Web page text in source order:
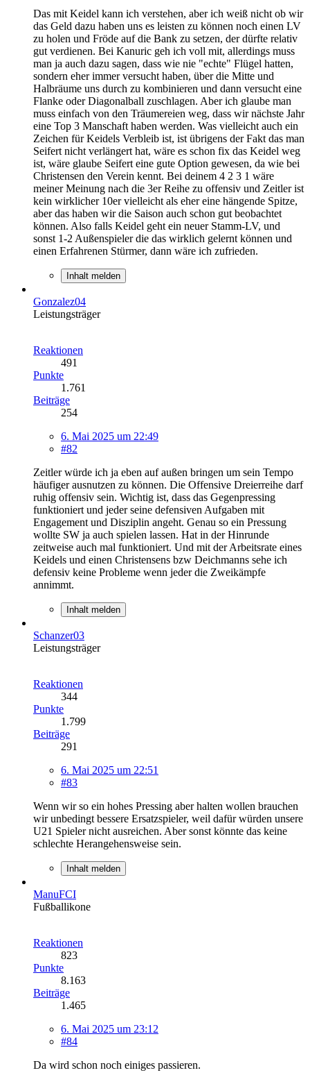
Das mit Keidel kann ich verstehen, aber ich weiß nicht ob wir
das Geld dazu haben uns es leisten zu können noch einen LV
zu holen und Fröde auf die Bank zu setzen, der dürfte relativ
gut verdienen. Bei Kanuric geh ich voll mit, allerdings muss
man ja auch dazu sagen, dass wie nie "echte" Flügel hatten,
sondern eher immer versucht haben, über die Mitte und
Halbräume uns durch zu kombinieren und dann versucht eine
Flanke oder Diagonalball zuschlagen. Aber ich glaube man
muss einfach von den Träumereien weg, dass wir nächste Jahr
eine Top 3 Manschaft haben werden. Was vielleicht auch ein
Zeichen für Keidels Verbleib ist, ist übrigens der Fakt das man
Seifert nicht verlängert hat, wäre es schon fix das Keidel weg
ist, wäre glaube Seifert eine gute Option gewesen, da wie bei
Christensen den Verein kennt. Bei deinem 4 2 3 1 wäre
meiner Meinung nach die 3er Reihe zu offensiv und Zeitler ist
kein wirklicher 10er vielleicht als eher eine hängende Spitze,
aber das haben wir die Saison auch schon gut beobachtet
können. Also falls Keidel geht ein neuer Stamm-LV, und
sonst 1-2 Außenspieler die das wirklich gelernt können und
einen Erfahrenen Stürmer, dann wäre ich zufrieden.
Inhalt melden
Gonzalez04
Leistungsträger
Reaktionen
491
Punkte
1.761
Beiträge
254
6. Mai 2025 um 22:49
#82
Zeitler würde ich ja eben auf außen bringen um sein Tempo
häufiger ausnutzen zu können. Die Offensive Dreierreihe darf
ruhig offensiv sein. Wichtig ist, dass das Gegenpressing
funktioniert und jeder seine defensiven Aufgaben mit
Engagement und Disziplin angeht. Genau so ein Pressung
wollte SW ja auch spielen lassen. Hat in der Hinrunde
zeitweise auch mal funktioniert. Und mit der Arbeitsrate eines
Keidels und einen Christensens bzw Deichmanns sehe ich
defensiv keine Probleme wenn jeder die Zweikämpfe
annimmt.
Inhalt melden
Schanzer03
Leistungsträger
Reaktionen
344
Punkte
1.799
Beiträge
291
6. Mai 2025 um 22:51
#83
Wenn wir so ein hohes Pressing aber halten wollen brauchen
wir unbedingt bessere Ersatzspieler, weil dafür würden unsere
U21 Spieler nicht ausreichen. Aber sonst könnte das keine
schlechte Herangehensweise sein.
Inhalt melden
ManuFCI
Fußballikone
Reaktionen
823
Punkte
8.163
Beiträge
1.465
6. Mai 2025 um 23:12
#84
Da wird schon noch einiges passieren.